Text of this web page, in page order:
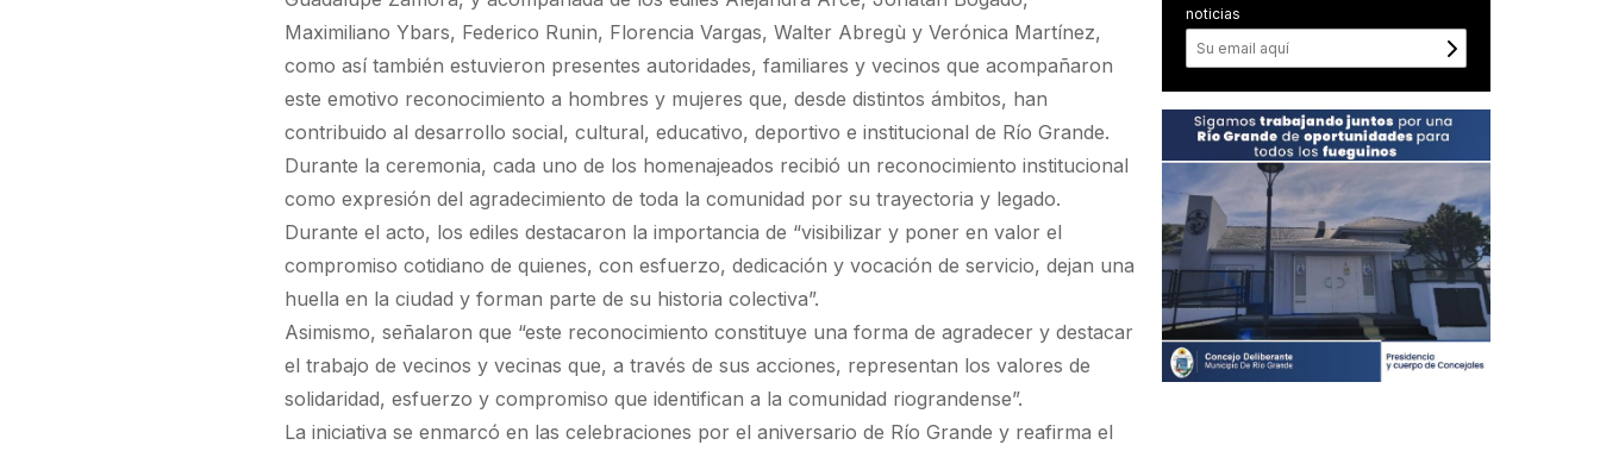
Maximiliano Ybars, Federico Runin, Florencia Vargas, Walter Abregù y Verónica Martínez,
como así también estuvieron presentes autoridades, familiares y vecinos que acompañaron
este emotivo reconocimiento a hombres y mujeres que, desde distintos ámbitos, han
contribuido al desarrollo social, cultural, educativo, deportivo e institucional de Río Grande.
Durante la ceremonia, cada uno de los homenajeados recibió un reconocimiento institucional
como expresión del agradecimiento de toda la comunidad por su trayectoria y legado.
Durante el acto, los ediles destacaron la importancia de “visibilizar y poner en valor el
compromiso cotidiano de quienes, con esfuerzo, dedicación y vocación de servicio, dejan una
huella en la ciudad y forman parte de su historia colectiva”.
Asimismo, señalaron que “este reconocimiento constituye una forma de agradecer y destacar
el trabajo de vecinos y vecinas que, a través de sus acciones, representan los valores de
solidaridad, esfuerzo y compromiso que identifican a la comunidad riograndense”.
La iniciativa se enmarcó en las celebraciones por el aniversario de Río Grande y reafirma el
noticias